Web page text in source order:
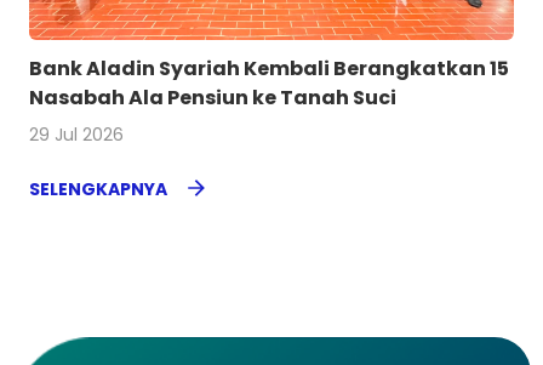
Bank Aladin Syariah Kembali Berangkatkan 15
Nasabah Ala Pensiun ke Tanah Suci
29 Jul 2026
SELENGKAPNYA